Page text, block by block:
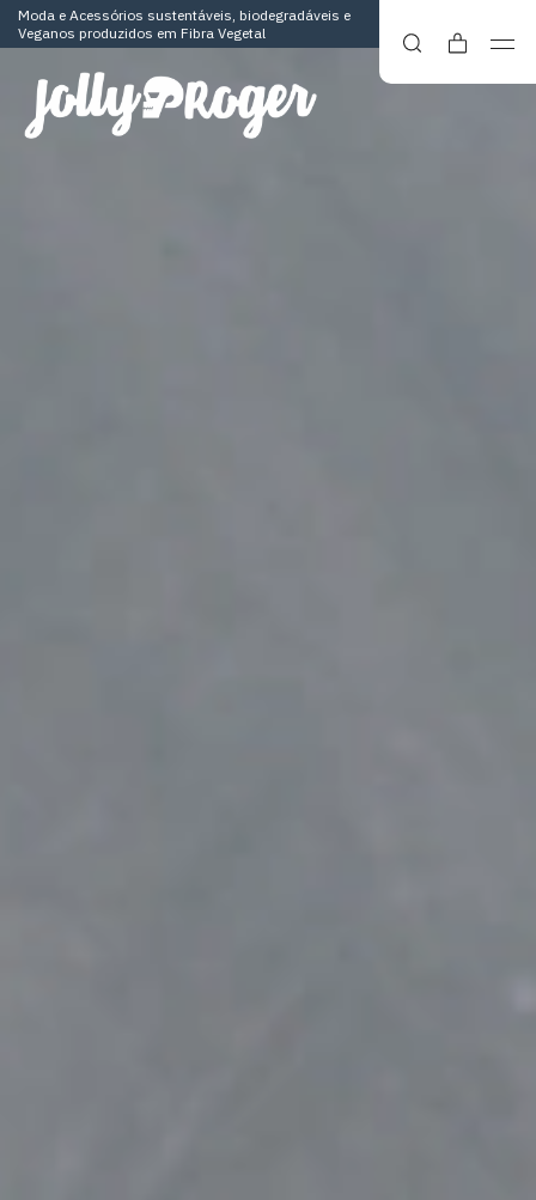
Moda e Acessórios sustentáveis, biodegradáveis e
Veganos produzidos em Fibra Vegetal